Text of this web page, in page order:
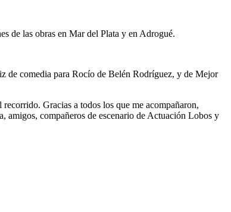
de las obras en Mar del Plata y en Adrogué.
de comedia para Rocío de Belén Rodríguez, y de Mejor
Gracias a todos los que me acompañaron,
amigos, compañeros de escenario de Actuación Lobos y